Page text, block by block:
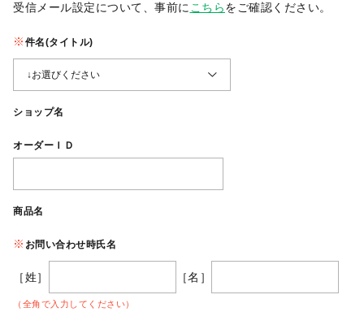
受信メール設定について、事前に こちらをご確認ください。​
件名(タイトル)
ショップ名
オーダーＩＤ
商品名
お問い合わせ時氏名
［姓］ ［名］
（全角で入力してください）